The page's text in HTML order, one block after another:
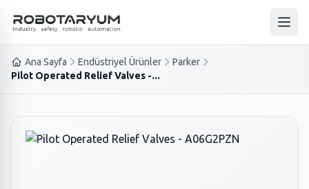
Ana içeriğe geç
Ana
Ana Sayfa Endüstriyel Ürünler
Parker
Pilot Operated Relief Valves -...